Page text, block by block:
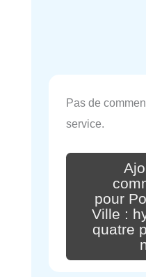
Pas de
service.
pour
Ville :
quatre